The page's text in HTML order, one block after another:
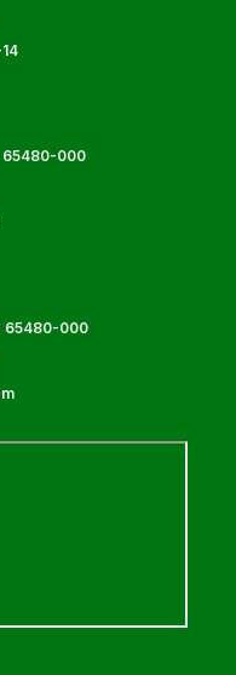
65480-000
65480-000